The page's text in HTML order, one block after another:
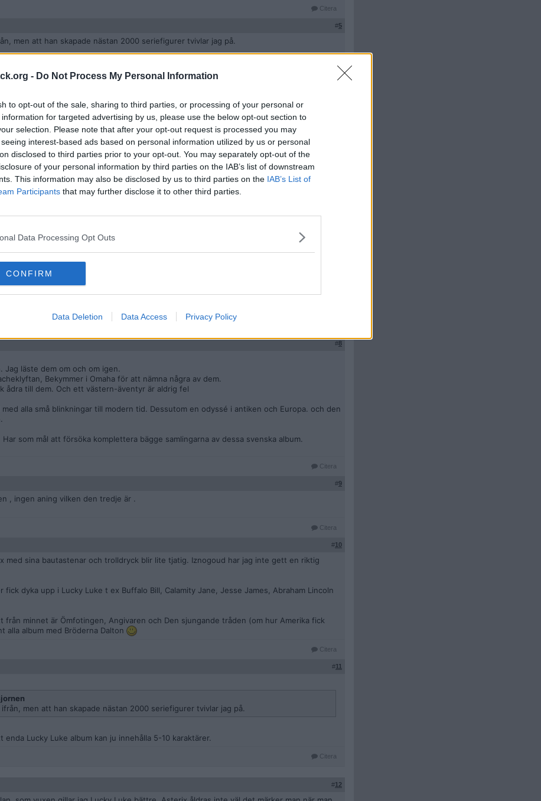
- Do Not Process My Personal Information
to opt-out of the sale, sharing to third parties, or processing of your personal or
for targeted advertising by us, please use the below opt-out section to
selection. Please note that after your opt-out request is processed you may
interest-based ads based on personal information utilized by us or personal
disclosed to third parties prior to your opt-out. You may separately opt-out of the
of your personal information by third parties on the IAB’s list of downstream
This information may also be disclosed by us to third parties on the IAB’s List of
Participants that may further disclose it to other third parties.
Data Processing Opt Outs
CONFIRM
Data Deletion Data Access Privacy Policy
Citera
#5
men att han skapade nästan 2000 seriefigurer tvivlar jag på.
se nya asterix serier.
till de fransk-belgiska tecknade serierna Lucky Luke, Asterix och Iznogoud."
500 miljoner exemplar, han skapade nära 2 000 olika seriefigurer, och hans mest
över 100 olika språk."
av en hjärtattack, under ett träningspass på en motionscykel, och avled 5 november
Men föredrar Gaston om man ska dryfta belgiska/franska serier. Genial serie. Av André
#8
Jag läste dem om och om igen.
Bekymmer i Omaha för att nämna några av dem.
ådra till dem. Och ett västern-äventyr är aldrig fel
alla små blinkningar till modern tid. Dessutom en odyssé i antiken och Europa. och den
som mål att försöka komplettera bägge samlingarna av dessa svenska album.
Citera
#9
, ingen aning vilken den tredje är .
Citera
#10
med sina bautastenar och trolldryck blir lite tjatig. Iznogoud har jag inte gett en riktig
fick dyka upp i Lucky Luke t ex Buffalo Bill, Calamity Jane, Jesse James, Abraham Lincoln
från minnet är Ömfotingen, Angivaren och Den sjungande tråden (om hur Amerika fick
alla album med Bröderna Dalton
Citera
#11
men att han skapade nästan 2000 seriefigurer tvivlar jag på.
Lucky Luke album kan ju innehålla 5-10 karaktärer.
Citera
#12